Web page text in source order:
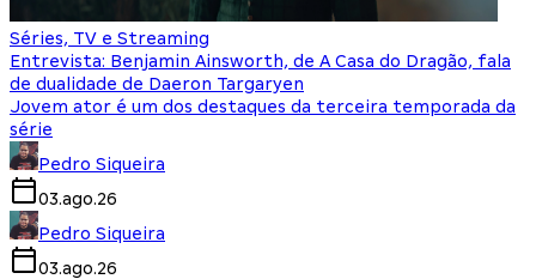
Séries, TV e Streaming
Entrevista: Benjamin Ainsworth, de A Casa do Dragão, fala
de dualidade de Daeron Targaryen
Jovem ator é um dos destaques da terceira temporada da
série
Pedro Siqueira
03.ago.26
Pedro Siqueira
03.ago.26